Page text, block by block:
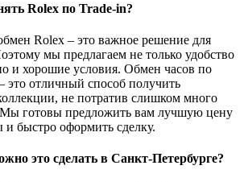
Rolex по Trade-in?
Rolex – это важное решение для
мы предлагаем не только удобство
и хорошие условия. Обмен часов по
это отличный способ получить
не потратив слишком много
Мы готовы предложить вам лучшую цену
и быстро оформить сделку.
это сделать в Санкт-Петербурге?